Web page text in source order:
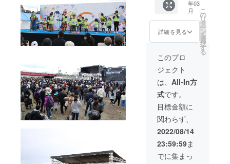
目に昨
年度の
フェス
ロゴタ
ござい
ますの
で、ご
参考に
して頂
ければ
と思い
ます。
いで
す。 ※
ストバ
ンドが
優先エ
リアに
は入場
できま
で忘れ
ないよ
うお持
ちくだ
さい。
◯カコ
フェス
ロゴT
ロック
はござ
いませ
ん。 ◯
※デザイ
ラーは
まだ決
いませ
んがご
理解頂
くと幸
いで
当日リ
ストバ
きま
す。 撮
影時間
や順番
させて
す。 思
い出に
残る1日
をス
テージ
上で記
念に残
しま
う！ ※
カメラ
はご持
Thank
youメッ
セージ
カコ
フェス
LEDビ
ジョン
でメッ
セージ
動画を
ご指定
の時間
帯で30
秒間を
一回限
り放映
できる
権利で
す。 使
年03
月
詳細を見る
こ
の
リ
タ
ー
ン
を
選
択
す
る
このプロ
ジェクト
は、 All-In方
式です。
目標金額に
関わらず、
2022/08/14
23:59:59ま
でに集まっ